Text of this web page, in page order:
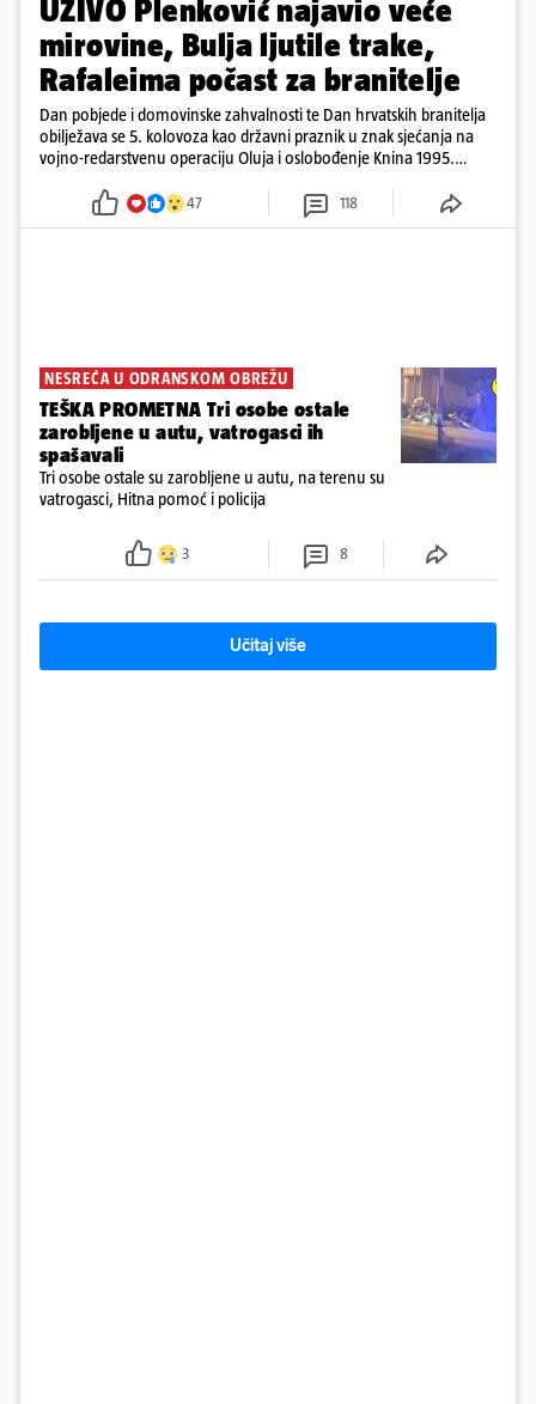
UŽIVO Plenković najavio veće
mirovine, Bulja ljutile trake,
Rafaleima počast za branitelje
Dan pobjede i domovinske zahvalnosti te Dan hrvatskih branitelja
obilježava se 5. kolovoza kao državni praznik u znak sjećanja na
vojno-redarstvenu operaciju Oluja i oslobođenje Knina 1995.
47 118
NESREĆA U ODRANSKOM OBREŽU
TEŠKA PROMETNA Tri osobe ostale
zarobljene u autu, vatrogasci ih
spašavali
Tri osobe ostale su zarobljene u autu, na terenu su
vatrogasci, Hitna pomoć i policija
3 8
Učitaj više